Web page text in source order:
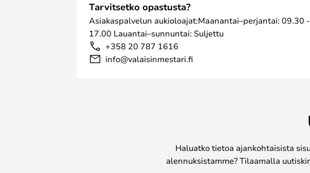
Tarvitsetko opastusta?
Asiakaspalvelun aukioloajat:Maanantai–perjantai: 09.30 -
17.00 Lauantai–sunnuntai: Suljettu
+358 20 787 1616
info@valaisinmestari.fi
Haluatko tietoa ajankohtaisista
alennuksistamme? Tilaamalla